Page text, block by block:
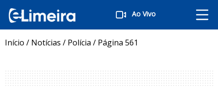
Ao Vivo
Início / Notícias / Polícia / Página 561